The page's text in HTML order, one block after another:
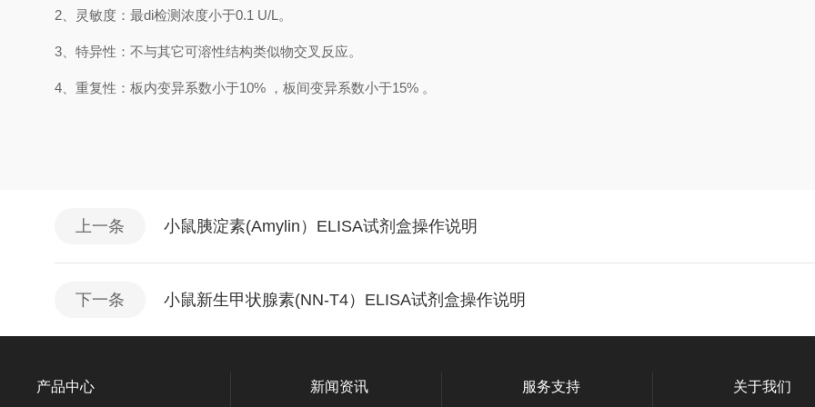
2、 灵敏度：最di检测浓度小于0.1 U/L 。
3、 特异性：不与其它可溶性结构类似物交叉反应。
4、 重复性：板内变异系数小于10% ， 板间变异系数小于15% 。
上一条 小鼠胰淀素(Amylin）ELISA试剂盒操作说明
下一条 小鼠新生甲状腺素(NN-T4）ELISA试剂盒操作说明
产品中心 新闻资讯 服务支持 关于我们